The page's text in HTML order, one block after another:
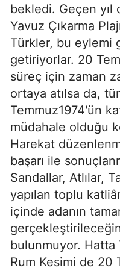
bekledi. Geçen yıl
Yavuz Çıkarma
Türkler, bu eylemi
getiriyorlar. 20
süreç için zaman
ortaya atılsa da,
Temmuz1974'ün
müdahale olduğu
Harekat
başarı ile
Sandallar, Atlılar,
yapılan toplu
içinde adanın
bulunmuyor. Hatta
Rum Kesimi de 20